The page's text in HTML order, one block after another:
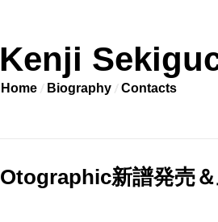
Home Biography Contacts
Otographic新譜発売